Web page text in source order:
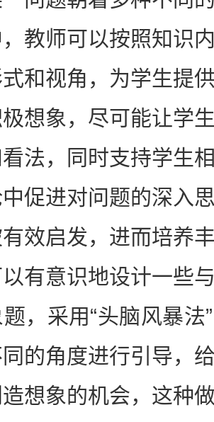
教师可以按照知识
和视角，为学生提
想象，尽可能让学
法，同时支持学生
促进对问题的深入
效启发，进而培养
有意识地设计一些
，采用“头脑风暴法
的角度进行引导，
想象的机会，这种